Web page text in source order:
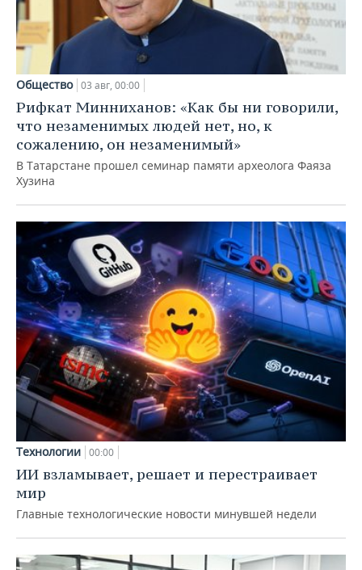
Общество 03 авг, 00:00
Рифкат Минниханов: «Как бы ни говорили,
что незаменимых людей нет, но, к
сожалению, он незаменимый»
В Татарстане прошел семинар памяти археолога Фаяза
Хузина
Технологии 00:00
ИИ взламывает, решает и перестраивает
мир
Главные технологические новости минувшей недели